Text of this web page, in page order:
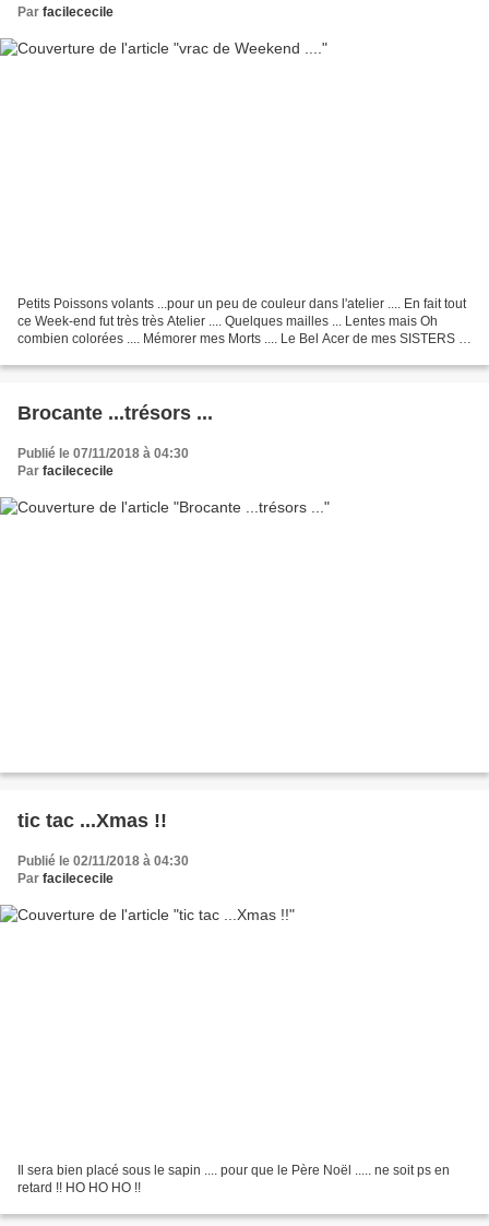
Par facilececile
Petits Poissons volants ...pour un peu de couleur dans l'atelier .... En fait tout
ce Week-end fut très très Atelier .... Quelques mailles ... Lentes mais Oh
combien colorées .... Mémorer mes Morts .... Le Bel Acer de mes SISTERS a
Brocante ...trésors ...
Publié le 07/11/2018 à 04:30
Par facilececile
tic tac ...Xmas !!
Publié le 02/11/2018 à 04:30
Par facilececile
Il sera bien placé sous le sapin .... pour que le Père Noël ..... ne soit ps en
retard !! HO HO HO !!